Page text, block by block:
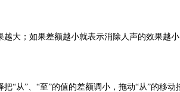
大；如果差额越小就表示消除人声的效果越
“从”、“至”的值的差额调小，拖动“从”的移动